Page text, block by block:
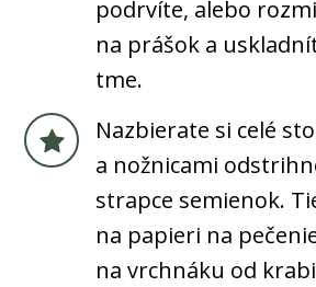
podrvíte, alebo
na prášok a
tme.
Nazbierate si celé
a nožnicami
strapce semienok.
na papieri na
na vrchnáku od